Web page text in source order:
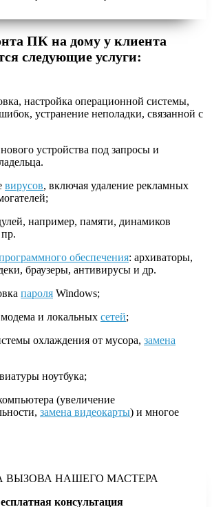
ПК на дому у клиента
следующие услуги:
настройка операционной системы,
устранение неполадки, связанной с
устройства под запросы и
вирусов, включая удаление рекламных
например, памяти, динамиков
обеспечения: архиваторы,
браузеры, антивирусы и др.
пароля Windows;
и локальных сетей;
охлаждения от мусора, замена
ноутбука;
(увеличение
замена видеокарты) и многое
ВЫЗОВА НАШЕГО МАСТЕРА
консультация